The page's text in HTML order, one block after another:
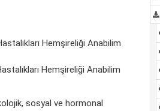
Hemşireliği Anabilim
Hemşireliği Anabilim
sosyal ve hormonal